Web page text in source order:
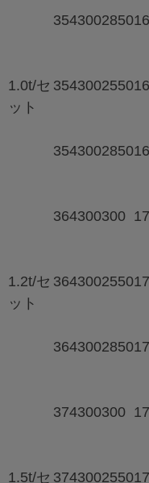
3543002850
1.0t/セ
ット
3543002550
3543002850
364300300
1.2t/セ
ット
3643002550
3643002850
374300300
1.5t/セ 3743002550